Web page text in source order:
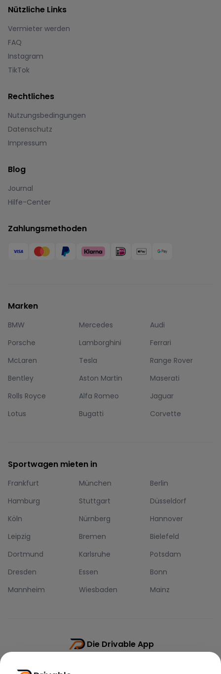
Nützliche Links
Vermieter werden
FAQ
Instagram
TikTok
Rechtliches
Nutzungsbedingungen
Datenschutz
Impressum
Blog
Journal
Hilfe-Center
Zahlungsmethoden
Marken
BMW Mercedes
Audi
Porsche
Lamborghini
Ferrari
McLaren
Tesla
Range Rover
Bentley
Aston Martin
Maserati
Rolls Royce
Alfa Romeo
Jaguar
Lotus
Bugatti Corvette
Sportwagen mieten in
Frankfurt München
Berlin
Hamburg
Stuttgart
Düsseldorf
Köln
Nürnberg
Hannover
Leipzig
Bremen
Bielefeld
Dortmund
Karlsruhe
Potsdam
Dresden
Essen
Bonn
Mannheim
Wiesbaden Mainz
Die Drivable App